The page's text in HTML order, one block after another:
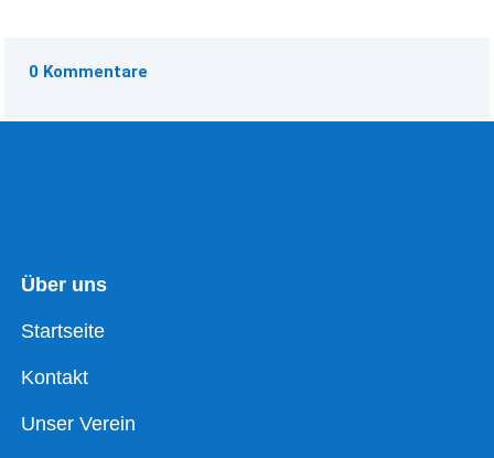
0 Kommentare
Über uns
Startseite
Kontakt
Unser Verein